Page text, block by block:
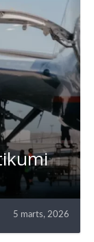
5 marts, 2026